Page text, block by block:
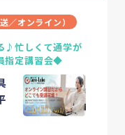
／オンライン）
♪忙しくて通学が
指定講習会◆